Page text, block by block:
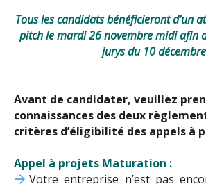
Tous les candidats bénéficieront d’un
pitch le mardi 26 novembre midi afin
jurys du 10
Avant de candidater, veuillez
connaissances des deux
critères d’éligibilité des appels à
Appel à projets Maturation :
Votre entreprise n’est pas